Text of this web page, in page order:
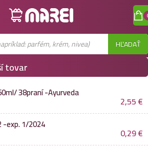
HĽADAŤ
tovar
38praní -Ayurveda
2,55€
-exp. 1/2024
0,29€